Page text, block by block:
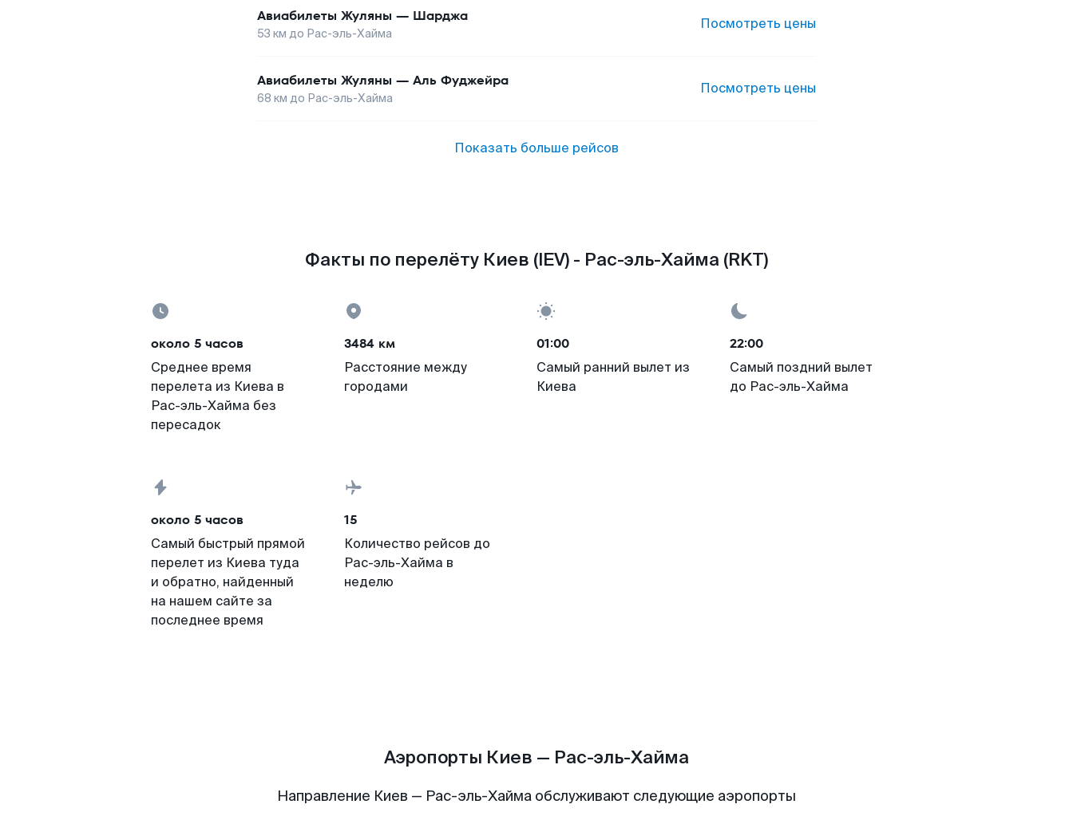
Авиабилеты Жуляны — Шарджа
53 км до Рас-эль-Хайма
Посмотреть цены
Авиабилеты Жуляны — Аль Фуджейра
68 км до Рас-эль-Хайма
Посмотреть цены
Показать больше рейсов
Факты по перелёту Киев (IEV) - Рас-эль-Хайма (RKT)
около 5 часов
Среднее время
перелета из Киева в
Рас-эль-Хайма без
пересадок
3484 км
Расстояние между
городами
01:00
Самый ранний вылет из
Киева
22:00
Самый поздний вылет
до Рас-эль-Хайма
около 5 часов
Самый быстрый прямой
перелет из Киева туда
и обратно, найденный
на нашем сайте за
последнее время
15
Количество рейсов до
Рас-эль-Хайма в
неделю
Аэропорты Киев — Рас-эль-Хайма
Направление Киев — Рас-эль-Хайма обслуживают следующие аэропорты